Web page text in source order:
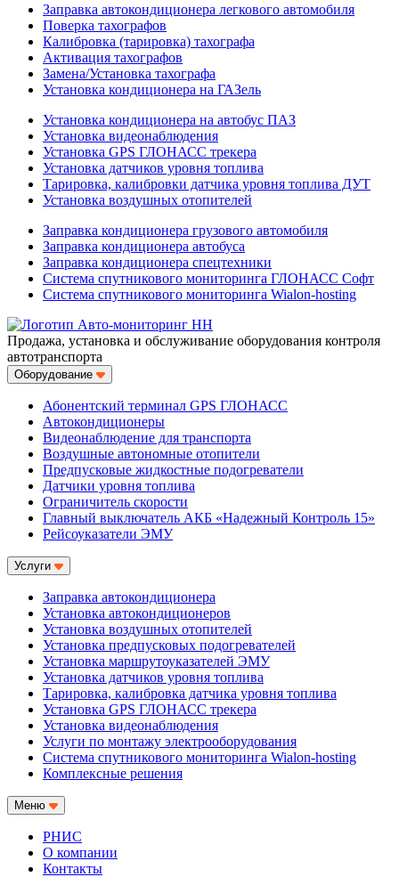
Заправка автокондиционера легкового автомобиля
Поверка тахографов
Калибровка (тарировка) тахографа
Активация тахографов
Замена/Установка тахографа
Установка кондиционера на ГАЗель
Установка кондиционера на автобус ПАЗ
Установка видеонаблюдения
Установка GPS ГЛОНАСС трекера
Установка датчиков уровня топлива
Тарировка, калибровки датчика уровня топлива ДУТ
Установка воздушных отопителей
Заправка кондиционера грузового автомобиля
Заправка кондиционера автобуса
Заправка кондиционера спецтехники
Система спутникового мониторинга ГЛОНАСС Софт
Система спутникового мониторинга Wialon-hosting
Продажа, установка и обслуживание оборудования контроля
автотранспорта
Оборудование
Абонентский терминал GPS ГЛОНАСС
Автокондиционеры
Видеонаблюдение для транспорта
Воздушные автономные отопители
Предпусковые жидкостные подогреватели
Датчики уровня топлива
Ограничитель скорости
Главный выключатель АКБ «Надежный Контроль 15»
Рейсоуказатели ЭМУ
Услуги
Заправка автокондиционера
Установка автокондиционеров
Установка воздушных отопителей
Установка предпусковых подогревателей
Установка маршрутоуказателей ЭМУ
Установка датчиков уровня топлива
Тарировка, калибровка датчика уровня топлива
Установка GPS ГЛОНАСС трекера
Установка видеонаблюдения
Услуги по монтажу электрооборудования
Система спутникового мониторинга Wialon-hosting
Комплексные решения
Меню
РНИС
О компании
Контакты